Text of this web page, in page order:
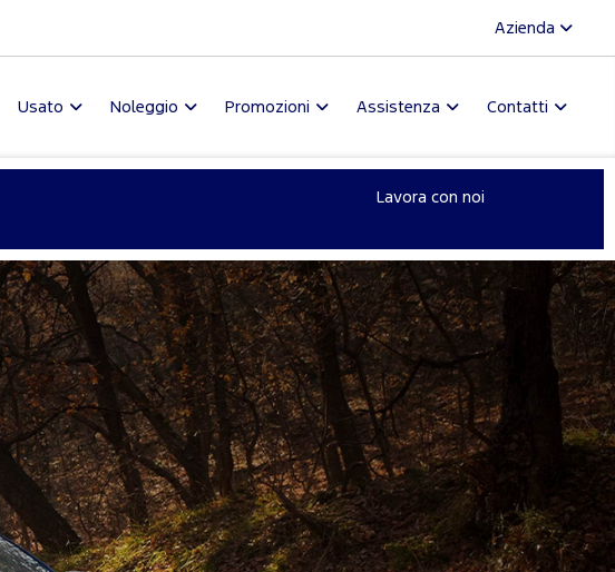
Azienda
Usato Noleggio Promozioni Assistenza Contatti
Lavora con noi